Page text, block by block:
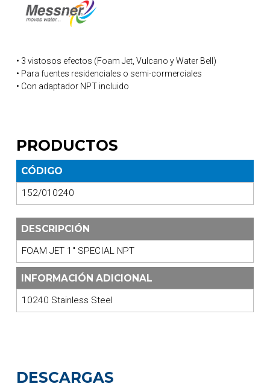
• 3 vistosos efectos (Foam Jet, Vulcano y Water Bell)
• Para fuentes residenciales o semi-cormerciales
• Con adaptador NPT incluido
PRODUCTOS
CÓDIGO
152/010240
DESCRIPCIÓN
FOAM JET 1" SPECIAL NPT
INFORMACIÓN ADICIONAL
10240 Stainless Steel
DESCARGAS